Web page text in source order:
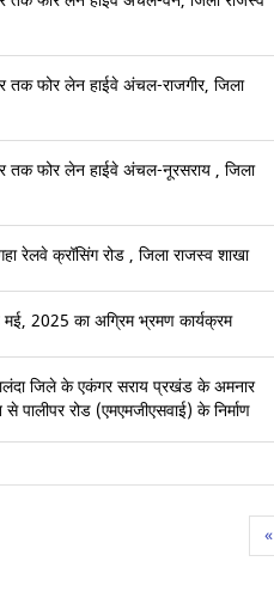
तक फोर लेन हाईवे अंचल-राजगीर, जिला
तक फोर लेन हाईवे अंचल-नूरसराय , जिला
रेलवे क्रॉसिंग रोड , जिला राजस्व शाखा
मई, 2025 का अग्रिम भ्रमण कार्यक्रम
जिले के एकंगर सराय प्रखंड के अमनार
पालीपर रोड (एमएमजीएसवाई) के निर्माण
«